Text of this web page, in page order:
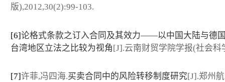
版),2012,30(2):99-103.
[6]论格式条款之订入合同及其效力——以中国大陆与德
台湾地区立法之比较为视角[J].云南财贸学院学报(社会科
[7]许菲,冯四海.买卖合同中的风险转移制度研究[J].郑州